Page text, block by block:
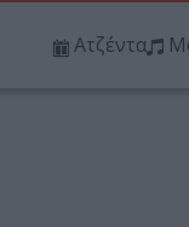
Ατζέντα